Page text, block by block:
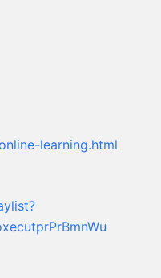
learning.html